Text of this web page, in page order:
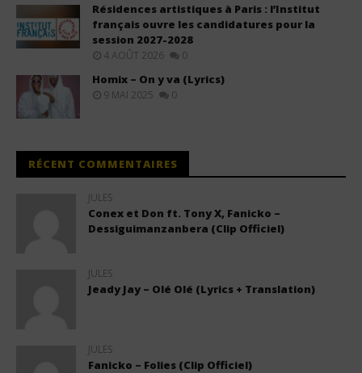
Résidences artistiques à Paris : l’Institut
français ouvre les candidatures pour la
session 2027-2028
4 AOÛT 2026 0
Homix – On y va (Lyrics)
9 MAI 2025 0
RÉCENT COMMENTAIRES
JULES
Conex et Don ft. Tony X, Fanicko –
Dessiguimanzanbera (Clip Officiel)
JULES
Jeady Jay – Olé Olé (Lyrics + Translation)
JULES
Fanicko – Folies (Clip Officiel)